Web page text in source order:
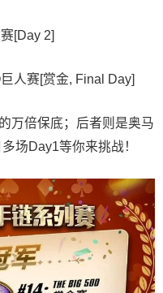
[Day 2]
人赛[赏金, Final Day]
万倍保底；后者则是奥马
场Day1等你来挑战！